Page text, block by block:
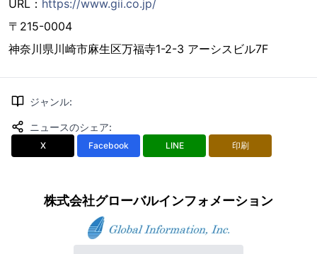
URL： https://www.gii.co.jp/
〒215-0004
神奈川県川崎市麻生区万福寺1-2-3 アーシスビル7F
ジャンル:
ニュースのシェア:
X Facebook LINE 印刷
株式会社グローバルインフォメーション